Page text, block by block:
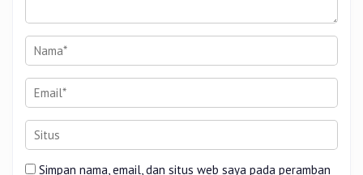
Simpan nama, email, dan situs web saya pada peramban